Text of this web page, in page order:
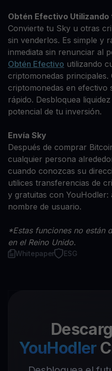
Obtén Efectivo Utilizando
Convierte tu Sky u otras
sin venderlos. Es simple y
inmediata sin renunciar al
Obtén Efectivo utilizando
criptomonedas
criptomonedas en efectivo
rápido. Desbloquea
potencial de tu inversión.
Envía Sky
Después de comprar
cualquier persona
cuando conozcas su
utilices transferencias de
y gratuitas con YouHodler:
nombre de usuario.
*Estas funciones no están
en el Reino Unido.
Whitepaper ESG
YouHodler